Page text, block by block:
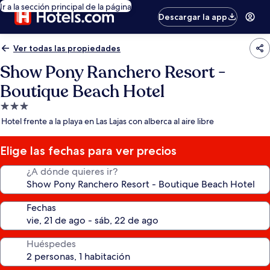
Ir a la sección principal de la página
Descargar la app
Ver todas las propiedades
Show Pony Ranchero Resort -
Boutique Beach Hotel
Propiedad
de
estrellas
Hotel frente a la playa en Las Lajas con alberca al aire libre
Elige las fechas para ver precios
¿A dónde quieres ir?
Fechas
Huéspedes